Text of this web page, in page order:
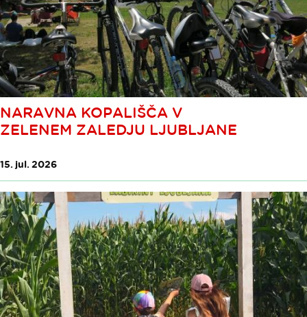
NARAVNA KOPALIŠČA V
ZELENEM ZALEDJU LJUBLJANE
15. jul. 2026